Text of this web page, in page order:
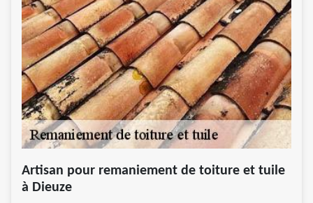
Artisan pour remaniement de toiture et tuile
à Dieuze